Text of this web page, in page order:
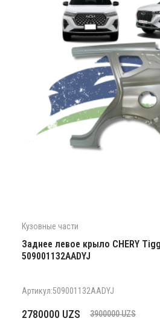
Кузовные части
Заднее левое крыло CHERY
509001132AADYJ
Артикул:509001132AADYJ
3900000UZS
Первоначальная
2780000 UZS
Текущая